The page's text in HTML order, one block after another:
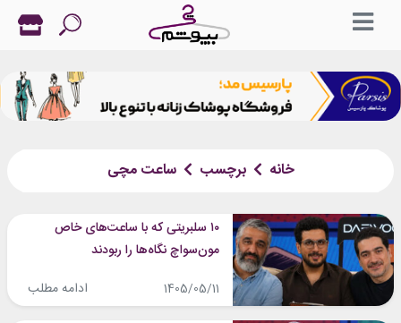
خانه برچسب ساعت مچی
۱۰ سلبریتی که با ساعت‌های خاص
مون‌سواچ نگاه‌ها را ربودند
1405/05/11 ادامه مطلب